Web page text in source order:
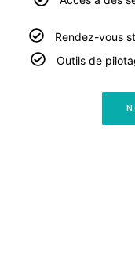
Rendez-vous
Outils de